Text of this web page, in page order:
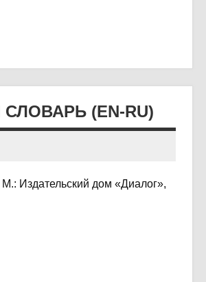
(EN-RU)
Издательский дом «Диалог»,